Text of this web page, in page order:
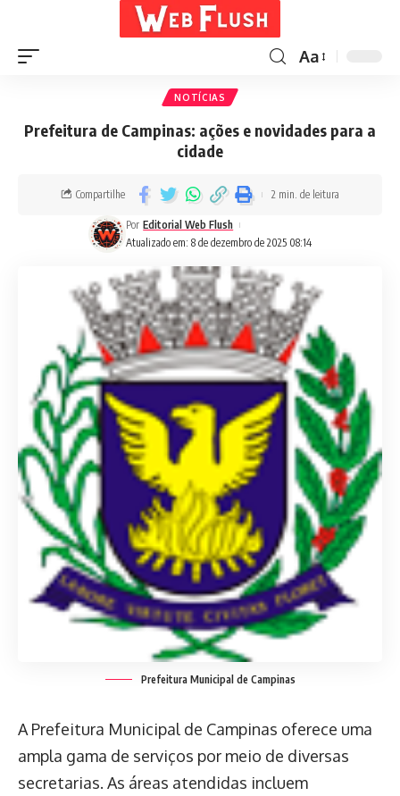
Aa
NOTÍCIAS
Prefeitura de Campinas: ações e novidades para a
cidade
Atualizado em: 8 de dezembro de 2025 08:14
Por Editorial Web Flush
Compartilhe 2 min. de leitura
Prefeitura Municipal de Campinas
A Prefeitura Municipal de Campinas oferece uma
ampla gama de serviços por meio de diversas
secretarias. As áreas atendidas incluem